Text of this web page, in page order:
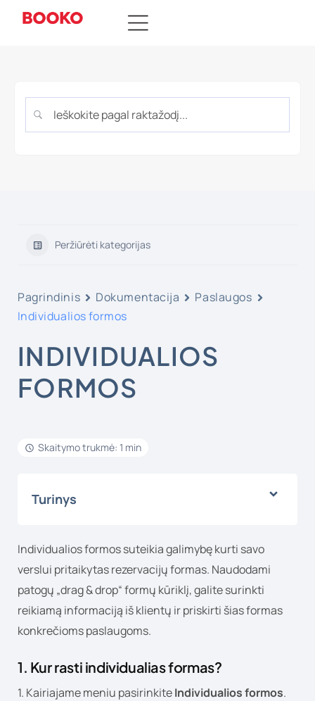
Peržiūrėti kategorijas
Pagrindinis Dokumentacija
Paslaugos
Individualios formos
INDIVIDUALIOS
FORMOS
Skaitymo trukmė: 1 min
Turinys
Individualios formos suteikia galimybę kurti savo
verslui pritaikytas rezervacijų formas. Naudodami
patogų „drag & drop“ formų kūriklį, galite surinkti
reikiamą informaciją iš klientų ir priskirti šias formas
konkrečioms paslaugoms.
1. Kur rasti individualias formas?
1. Kairiajame meniu pasirinkiteIndividualios formos.